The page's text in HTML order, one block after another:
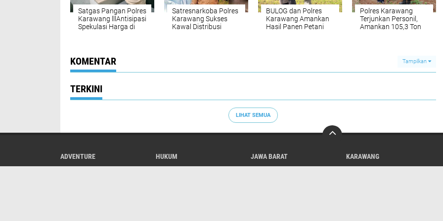
Satgas Pangan Polres
Karawang lllAntisipasi
Spekulasi Harga di
Satresnarkoba Polres
Karawang Sukses
Kawal Distribusi
BULOG dan Polres
Karawang Amankan
Hasil Panen Petani
Polres Karawang
Terjunkan Personil,
Amankan 105,3 Ton
KOMENTAR Tampilkan
TERKINI
LIHAT SEMUA
ADVENTURE HUKUM JAWA BARAT
KARAWANG